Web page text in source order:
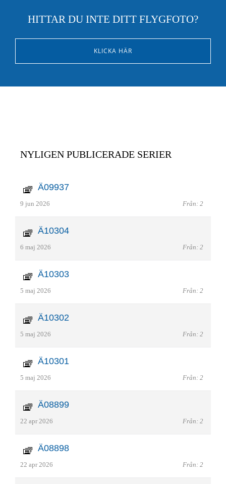
HITTAR DU INTE DITT FLYGFOTO?
KLICKA HÄR
NYLIGEN PUBLICERADE SERIER
Ä09937
9 jun 2026 Från: 2
Ä10304
6 maj 2026 Från: 2
Ä10303
5 maj 2026 Från: 2
Ä10302
5 maj 2026 Från: 2
Ä10301
5 maj 2026 Från: 2
Ä08899
22 apr 2026 Från: 2
Ä08898
22 apr 2026 Från: 2